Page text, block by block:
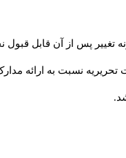
پس از آن قابل قبول
نسبت به ارائه